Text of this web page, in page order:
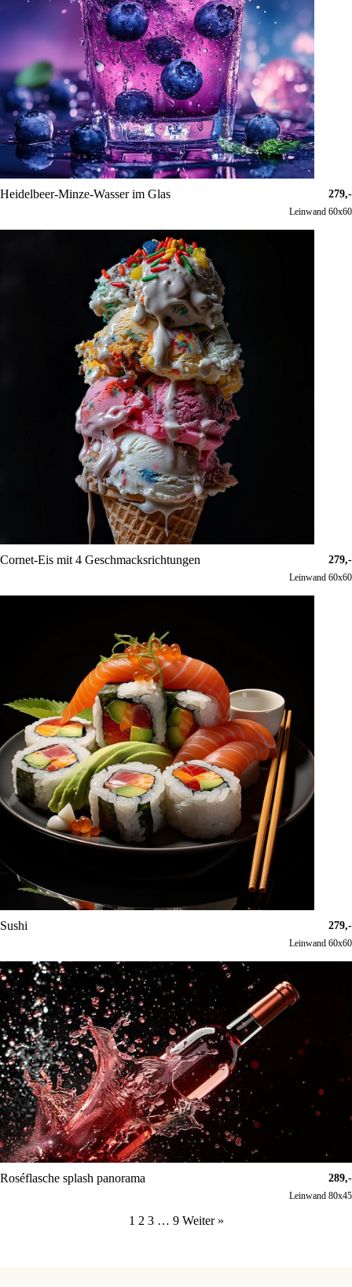
Heidelbeer-Minze-Wasser im Glas 279,-
Leinwand 60x60
Cornet-Eis mit 4 Geschmacksrichtungen 279,-
Leinwand 60x60
Sushi 279,-
Leinwand 60x60
Roséflasche splash panorama 289,-
Leinwand 80x45
1 2 3 … 9 Weiter »